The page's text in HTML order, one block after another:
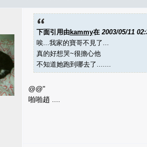
下面引用由kammy在 2003/05/11
唉...我家的寶哥不見了...
真的好想哭~很擔心他
不知道她跑到哪去了.......
@@"
啪啪趙 ....